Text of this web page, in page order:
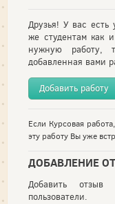
Друзья! У вас есть
же студентам как
нужную работу,
добавленная вами
Добавить работу
Если Курсовая
эту работу Вы уже
ДОБАВЛЕНИЕ
Добавить отзыв
пользователи.